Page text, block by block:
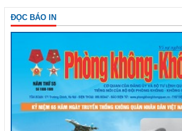
ĐỌC BÁO IN